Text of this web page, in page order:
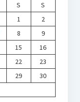
S
S
1
2
8
9
15
16
22
23
29
30